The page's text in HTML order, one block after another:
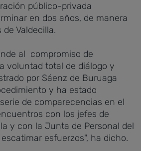
público-privada
en dos años, de manera
Valdecilla.
al compromiso de
voluntad total de diálogo y
por Sáenz de Buruaga
y ha estado
de comparecencias en el
con los jefes de
y con la Junta de Personal del
esfuerzos", ha dicho.